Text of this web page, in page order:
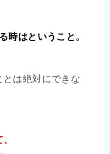
時はということ。
は絶対にできな